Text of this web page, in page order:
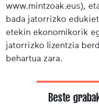
www.mintzoak.eus),
bada jatorrizko
etekin ekonomikorik
jatorrizko lizentzia
behartua zara.
Beste